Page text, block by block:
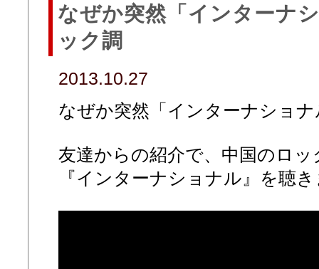
なぜか突然「インター
ック調
2013.10.27
なぜか突然「インターナショナ
友達からの紹介で、中国のロ
『インターナショナル』を聴